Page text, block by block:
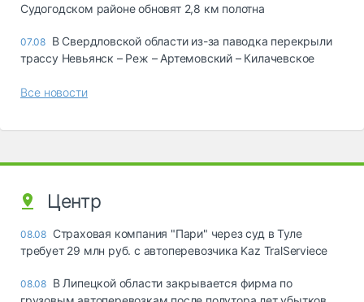
Судогодском районе обновят 2,8 км полотна
07.08 В Свердловской области из-за паводка перекрыли
трассу Невьянск – Реж – Артемовский – Килачевское
Все новости
Центр
08.08 Страховая компания "Пари" через суд в Туле
требует 29 млн руб. с автоперевозчика Kaz TralServiece
08.08 В Липецкой области закрывается фирма по